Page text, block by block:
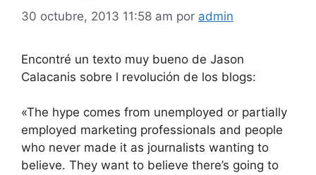
30 octubre, 2013 11:58 am por admin
Encontré un texto muy bueno de Jason
Calacanis sobre l revolución de los blogs:
«The hype comes from unemployed or partially
employed marketing professionals and people
who never made it as journalists wanting to
believe. They want to believe there’s going to